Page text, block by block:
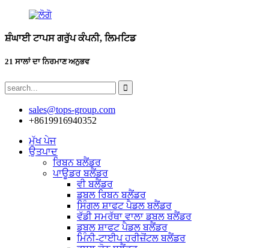
ਸ਼ੰਘਾਈ ਟਾਪਸ ਗਰੁੱਪ ਕੰਪਨੀ, ਲਿਮਟਿਡ
21 ਸਾਲਾਂ ਦਾ ਨਿਰਮਾਣ ਅਨੁਭਵ
sales@tops-group.com
+8619916940352
ਮੁੱਖ ਪੇਜ
ਉਤਪਾਦ
ਰਿਬਨ ਬਲੈਂਡਰ
ਪਾਊਡਰ ਬਲੈਂਡਰ
ਵੀ ਬਲੈਂਡਰ
ਡਬਲ ਰਿਬਨ ਬਲੈਂਡਰ
ਸਿੰਗਲ ਸ਼ਾਫਟ ਪੈਡਲ ਬਲੈਂਡਰ
ਵੱਡੀ ਸਮਰੱਥਾ ਵਾਲਾ ਡਬਲ ਬਲੈਂਡਰ
ਡਬਲ ਸ਼ਾਫਟ ਪੈਡਲ ਬਲੈਂਡਰ
ਮਿੰਨੀ-ਟਾਈਪ ਹਰੀਜ਼ੋਂਟਲ ਬਲੈਂਡਰ